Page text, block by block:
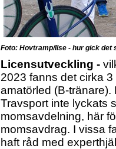
Foto: Hovtramp/Ilse - hur gick det
Licensutveckling -
2023 fanns det cirka
amatörled (B-
Travsport inte lyckats
momsavdelning, här
momsavdrag. I vissa
haft råd med